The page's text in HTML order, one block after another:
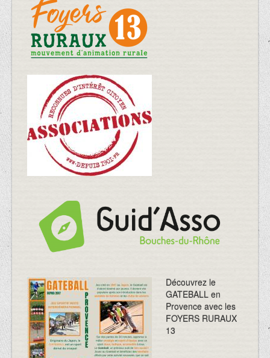
Découvrez le
GATEBALL en
Provence avec les
FOYERS RURAUX
13